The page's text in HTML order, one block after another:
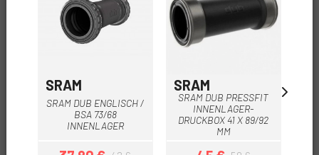
SRAM
SRAM DUB ENGLISCH /
BSA 73/68
INNENLAGER
SRAM
SRAM DUB PRESSFIT
INNENLAGER-
DRUCKBOX 41 X 89/92
MM